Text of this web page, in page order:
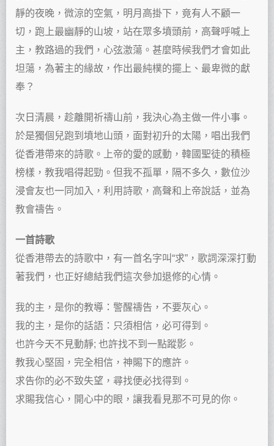
靜的夜晚，微涼的空氣，明月高掛下，竟有人不顧一
切，跑上最幽靜的山坡，站在眾多墳頭前，高聲呼喊上
主，教路過的我們，心弦激蕩。甚麼時候我們才會如此
坦蕩，為著主的緣故，作出最純樸的擺上、最卑微的獻
奉？
次日清晨，趁離開祈禱山前，我決心為主做一件小事。
於是獨個兒跑到墳地山頭，面對初升的太陽，唱出我們
從香港帶來的詩歌。上帝的愛的感動，韓國聖徒的積極
榜樣，教我唱得起勁。但我不孤單，隔不多久，數位沙
浸會友也一同加入，利用詩歌，高聲和上帝說話，並為
教會禱告。
一首詩歌
從香港帶去的詩歌中，有一首名字叫“求”，歌詞深深打動
著我們，也正好總結我們這次參加退修的心情。
我的主，是你的教導：警醒禱告，不要灰心。
我的主，是你的話語：只須相信，必可得到。
也許今天不見動靜; 也許找不到一點蹤影。
教我心堅固，完全相信，神賜下的應許。
求告你的必不致失望，尋找便必找得到。
求賜我信心，開心中的眼，讓我看見那不可見的你。